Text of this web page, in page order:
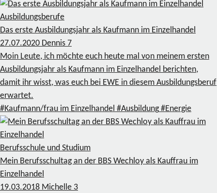
Ausbildungsberufe
Das erste Ausbildungsjahr als Kaufmann im Einzelhandel
27.07.2020 Dennis 7
Moin Leute, ich möchte euch heute mal von meinem ersten
Ausbildungsjahr als Kaufmann im Einzelhandel berichten,
damit ihr wisst, was euch bei EWE in diesem Ausbildungsberuf
erwartet.
#Kaufmann/frau im Einzelhandel #Ausbildung #Energie
Berufsschule und Studium
Mein Berufsschultag an der BBS Wechloy als Kauffrau im
Einzelhandel
19.03.2018 Michelle 3